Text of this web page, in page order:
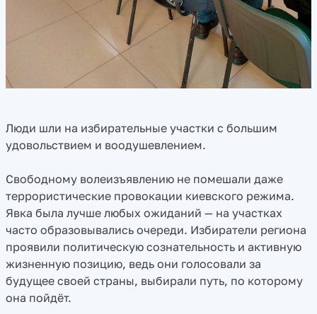
Люди шли на избирательные участки с большим
удовольствием и воодушевлением.
Свободному волеизъявлению не помешали даже
террористические провокации киевского режима.
Явка была лучше любых ожиданий — на участках
часто образовывались очереди. Избиратели региона
проявили политическую сознательность и активную
жизненную позицию, ведь они голосовали за
будущее своей страны, выбирали путь, по которому
она пойдёт.